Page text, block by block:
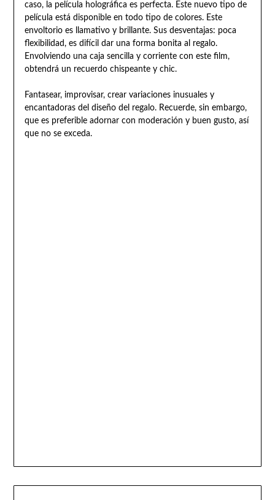
caso, la película holográfica es perfecta. Este nuevo tipo de
película está disponible en todo tipo de colores. Este
envoltorio es llamativo y brillante. Sus desventajas: poca
flexibilidad, es difícil dar una forma bonita al regalo.
Envolviendo una caja sencilla y corriente con este film,
obtendrá un recuerdo chispeante y chic.
Fantasear, improvisar, crear variaciones inusuales y
encantadoras del diseño del regalo. Recuerde, sin embargo,
que es preferible adornar con moderación y buen gusto, así
que no se exceda.